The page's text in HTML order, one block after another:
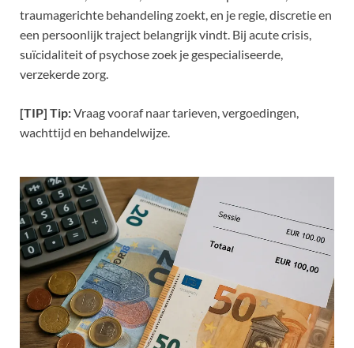
traumagerichte behandeling zoekt, en je regie, discretie en
een persoonlijk traject belangrijk vindt. Bij acute crisis,
suïcidaliteit of psychose zoek je gespecialiseerde,
verzekerde zorg.
[TIP] Tip:Vraag vooraf naar tarieven, vergoedingen,
wachttijd en behandelwijze.